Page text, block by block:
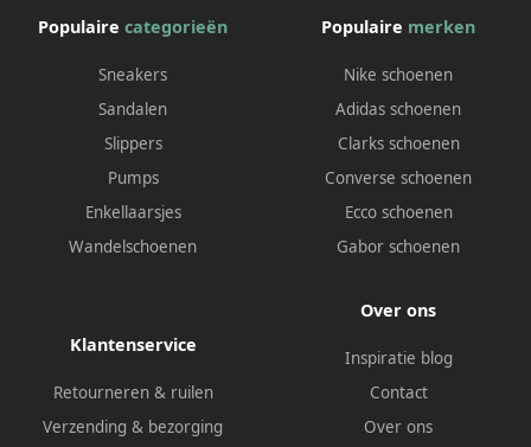
Populaire categorieën
Sneakers
Sandalen
Slippers
Pumps
Enkellaarsjes
Wandelschoenen
Populaire merken
Nike schoenen
Adidas schoenen
Clarks schoenen
Converse schoenen
Ecco schoenen
Gabor schoenen
Klantenservice
Retourneren & ruilen
Verzending & bezorging
Over ons
Inspiratie blog
Contact
Over ons